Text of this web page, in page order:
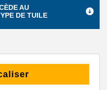
AU
DE TUILE